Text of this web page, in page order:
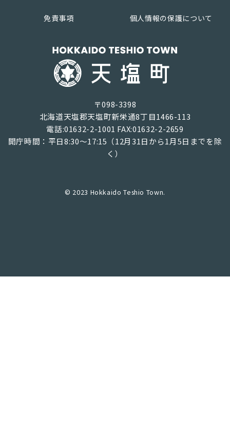
免責事項 個人情報の保護について
〒098-3398
北海道天塩郡天塩町新栄通8丁目1466-113
電話:01632-2-1001 FAX:01632-2-2659
開庁時間：平日8:30～17:15（12月31日から1月5日までを除
く）
© 2023 Hokkaido Teshio Town.